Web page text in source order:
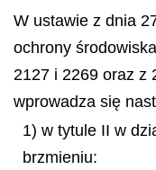
W ustawie z dnia
ochrony
2127 i 2269 oraz z
wprowadza się
1) w tytule II w
brzmieniu: